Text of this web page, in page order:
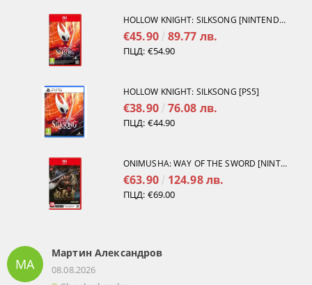
HOLLOW KNIGHT: SILKSONG [NINTENDO SWITCH 2]
€45.90 89.77 лв.
ПЦД: €54.90
HOLLOW KNIGHT: SILKSONG [PS5]
€38.90 76.08 лв.
ПЦД: €44.90
ONIMUSHA: WAY OF THE SWORD [NINTENDO SWITCH 2]
€63.90 124.98 лв.
ПЦД: €69.00
МА
Мартин Александров
08.08.2026